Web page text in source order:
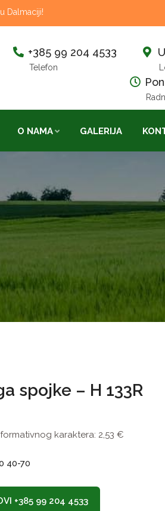
Dalmaciji!
+385 99 204 4533
Telefon
O NAMA GALERIJA
spojke – H 133R
karaktera: 2,53 €
40-70
+385 99 204 4533